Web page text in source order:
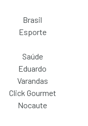
Brasil
Esporte
Saúde
Eduardo
Varandas
Click Gourmet
Nocaute